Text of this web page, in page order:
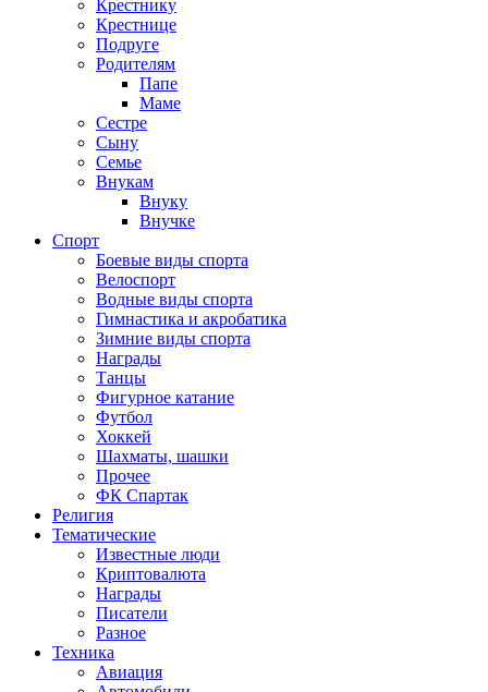
Крестнику
Крестнице
Подруге
Родителям
Папе
Маме
Сестре
Сыну
Семье
Внукам
Внуку
Внучке
Спорт
Боевые виды спорта
Велоспорт
Водные виды спорта
Гимнастика и акробатика
Зимние виды спорта
Награды
Танцы
Фигурное катание
Футбол
Хоккей
Шахматы, шашки
Прочее
ФК Спартак
Религия
Тематические
Известные люди
Криптовалюта
Награды
Писатели
Разное
Техника
Авиация